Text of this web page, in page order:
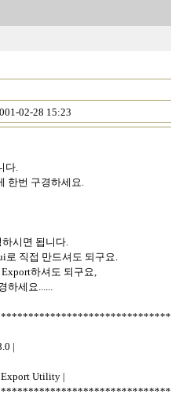
02-28 15:23
다.
한번 구경하세요.
하시면 됩니다.
로 직접 만드셔도 되구요.
하셔도 되구요,
하세요......
|
Export Utility |